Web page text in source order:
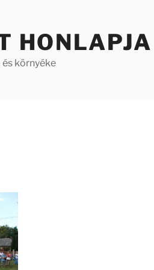
HONLAPJA
és környéke